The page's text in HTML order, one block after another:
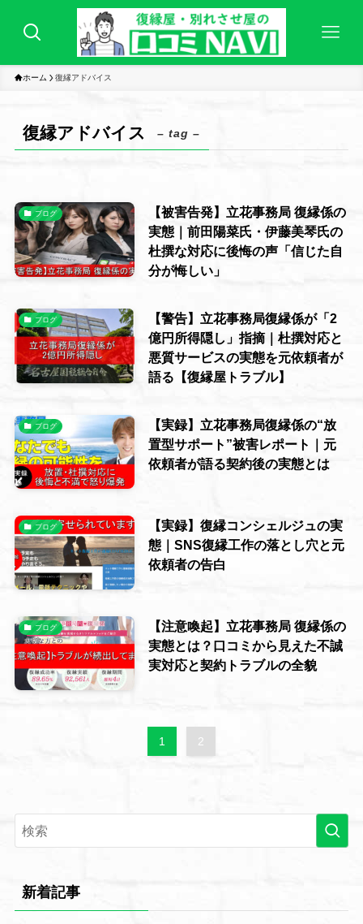
ホーム 復縁アドバイス
復縁アドバイス – tag –
ブログ
【被害告発】立花事務局 復縁係の
実態｜前田陽菜氏・伊藤美琴氏の
杜撰な対応に後悔の声「信じた自
分が悔しい」
ブログ
【警告】立花事務局復縁係が「2
億円所得隠し」指摘｜杜撰対応と
悪質サービスの実態を元依頼者が
語る【復縁屋トラブル】
ブログ
【実録】立花事務局復縁係の“放
置型サポート”被害レポート｜元
依頼者が語る契約後の実態とは
ブログ
【実録】復縁コンシェルジュの実
態｜SNS復縁工作の落とし穴と元
依頼者の告白
ブログ
【注意喚起】立花事務局 復縁係の
実態とは？口コミから見えた不誠
実対応と契約トラブルの全貌
1 2
新着記事